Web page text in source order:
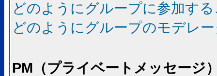
どのようにグループに参加す
どのようにグループのモデレ
PM（プライベートメッセージ